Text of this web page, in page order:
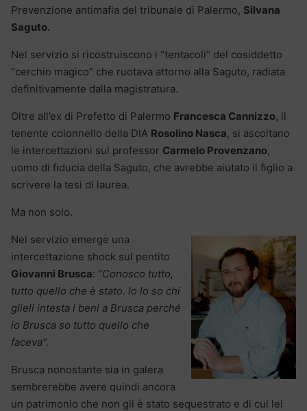
Prevenzione antimafia del tribunale di Palermo, Silvana
Saguto.
Nel servizio si ricostruiscono i “tentacoli” del cosiddetto
“cerchio magico” che ruotava attorno alla Saguto, radiata
definitivamente dalla magistratura.
Oltre all’ex di Prefetto di Palermo Francesca Cannizzo, il
tenente colonnello della DIA Rosolino Nasca, si ascoltano
le intercettazioni sul professor Carmelo Provenzano,
uomo di fiducia della Saguto, che avrebbe aiutato il figlio a
scrivere la tesi di laurea.
Ma non solo.
Nel servizio emerge una
intercettazione shock sul pentito
Giovanni Brusca: “Conosco tutto,
tutto quello che è stato. Io lo so chi
glieli intesta i beni a Brusca perché
io Brusca so tutto quello che
faceva”.
Brusca nonostante sia in galera
sembrerebbe avere quindi ancora
un patrimonio che non gli è stato sequestrato e di cui lei